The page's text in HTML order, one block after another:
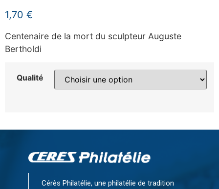
1,70 €
Centenaire de la mort du sculpteur Auguste
Bertholdi
Qualité
Cérès Philatélie, une philatélie de tradition